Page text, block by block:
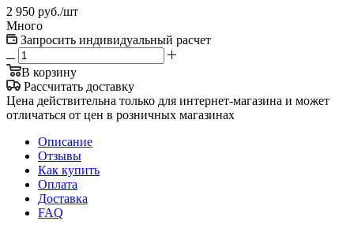
2 950 руб./шт
Много
Запросить индивидуальный расчет
В корзину
Рассчитать доставку
Цена действительна только для интернет-магазина и может
отличаться от цен в розничных магазинах
Описание
Отзывы
Как купить
Оплата
Доставка
FAQ